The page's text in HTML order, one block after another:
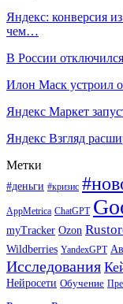
Яндекс: конверсия
чем…
В России
Илон Маск устроил
Яндекс Маркет
Яндекс Взгляд
Метки
#деньги #кризис
AppMetrica ChatGPT
myTracker Ozon
Wildberries YandexGPT
Исследования
Нейросети Обучение